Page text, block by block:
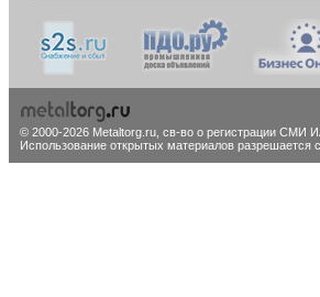
© 2000-2026 Metaltorg.ru, св-во о регистрации СМИ
Использование открытых материалов разрешается